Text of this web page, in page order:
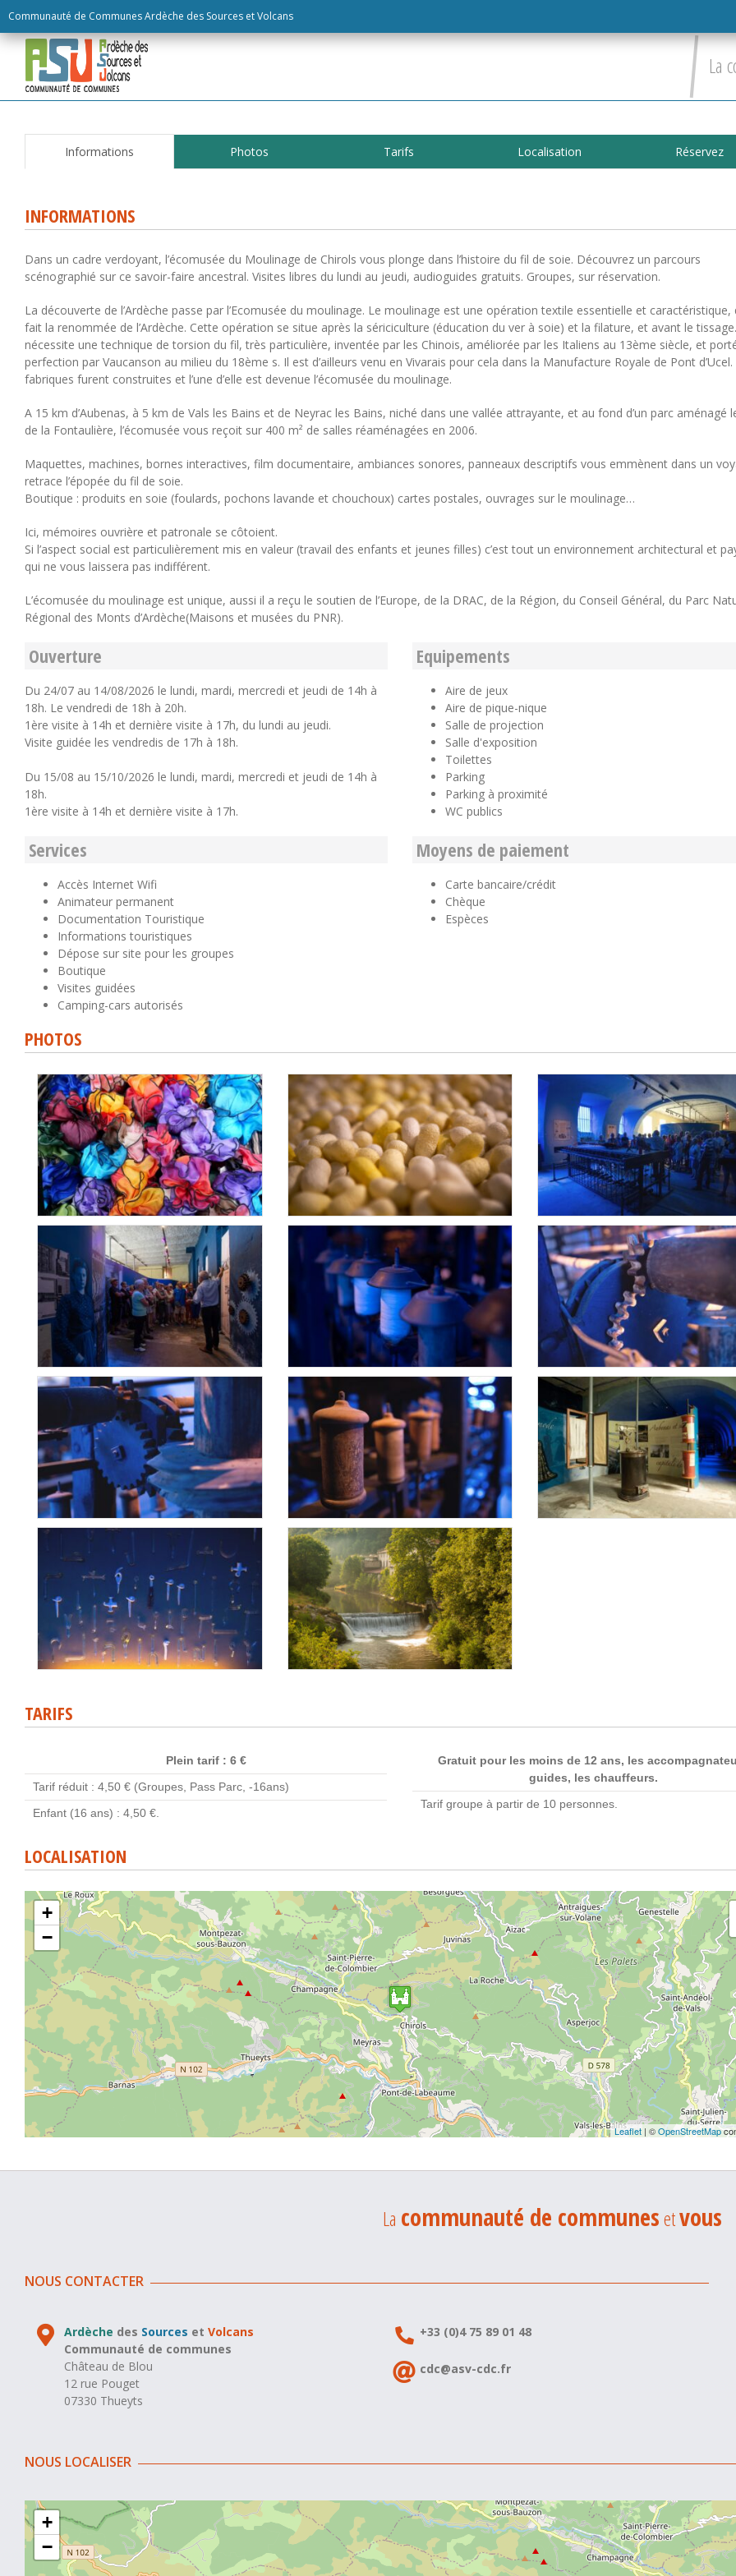
Communauté de Communes Ardèche des Sources et Volcans
to
content
La
Informations Photos Tarifs Localisation Réservez
INFORMATIONS
Dans un cadre verdoyant, l’écomusée du Moulinage de Chirols vous plonge dans l’histoire du fil de soie. Découvrez un parcours
scénographié sur ce savoir-faire ancestral. Visites libres du lundi au jeudi, audioguides gratuits. Groupes, sur réservation.
La découverte de l’Ardèche passe par l’Ecomusée du moulinage. Le moulinage est une opération textile essentielle et caractéristique,
fait la renommée de l’Ardèche. Cette opération se situe après la sériciculture (éducation du ver à soie) et la filature, et avant le
nécessite une technique de torsion du fil, très particulière, inventée par les Chinois, améliorée par les Italiens au 13ème siècle, et
perfection par Vaucanson au milieu du 18ème s. Il est d’ailleurs venu en Vivarais pour cela dans la Manufacture Royale de Pont
fabriques furent construites et l’une d’elle est devenue l’écomusée du moulinage.
A 15 km d’Aubenas, à 5 km de Vals les Bains et de Neyrac les Bains, niché dans une vallée attrayante, et au fond d’un parc aménagé
de la Fontaulière, l’écomusée vous reçoit sur 400 m² de salles réaménagées en 2006.
Maquettes, machines, bornes interactives, film documentaire, ambiances sonores, panneaux descriptifs vous emmènent dans un
retrace l’épopée du fil de soie.
Boutique : produits en soie (foulards, pochons lavande et chouchoux) cartes postales, ouvrages sur le moulinage…
Ici, mémoires ouvrière et patronale se côtoient.
Si l’aspect social est particulièrement mis en valeur (travail des enfants et jeunes filles) c’est tout un environnement architectural et
qui ne vous laissera pas indifférent.
L’écomusée du moulinage est unique, aussi il a reçu le soutien de l’Europe, de la DRAC, de la Région, du Conseil Général, du Parc
Régional des Monts d’Ardèche(Maisons et musées du PNR).
Ouverture
Du 24/07 au 14/08/2026 le lundi, mardi, mercredi et jeudi de 14h à
18h. Le vendredi de 18h à 20h.
1ère visite à 14h et dernière visite à 17h, du lundi au jeudi.
Visite guidée les vendredis de 17h à 18h.
Du 15/08 au 15/10/2026 le lundi, mardi, mercredi et jeudi de 14h à
18h.
1ère visite à 14h et dernière visite à 17h.
Equipements
Aire de jeux
Aire de pique-nique
Salle de projection
Salle d'exposition
Toilettes
Parking
Parking à proximité
WC publics
Services
Accès Internet Wifi
Animateur permanent
Documentation Touristique
Informations touristiques
Dépose sur site pour les groupes
Boutique
Visites guidées
Camping-cars autorisés
Moyens de paiement
Carte bancaire/crédit
Chèque
Espèces
PHOTOS
TARIFS
Plein tarif : 6 €
Tarif réduit : 4,50 € (Groupes, Pass Parc, -16ans)
Enfant (16 ans) : 4,50 €.
Gratuit pour les moins de 12 ans, les
guides, les chauffeurs.
Tarif groupe à partir de 10 personnes.
LOCALISATION
+
−
Leaflet| ©OpenStreetMap
La communauté de communesetvous
NOUS CONTACTER
Ardèche des Sources etVolcans
Communauté de communes
Château de Blou
12 rue Pouget
07330 Thueyts
+33 (0)4 75 89 01 48
cdc@asv-cdc.fr
NOUS LOCALISER
+
−